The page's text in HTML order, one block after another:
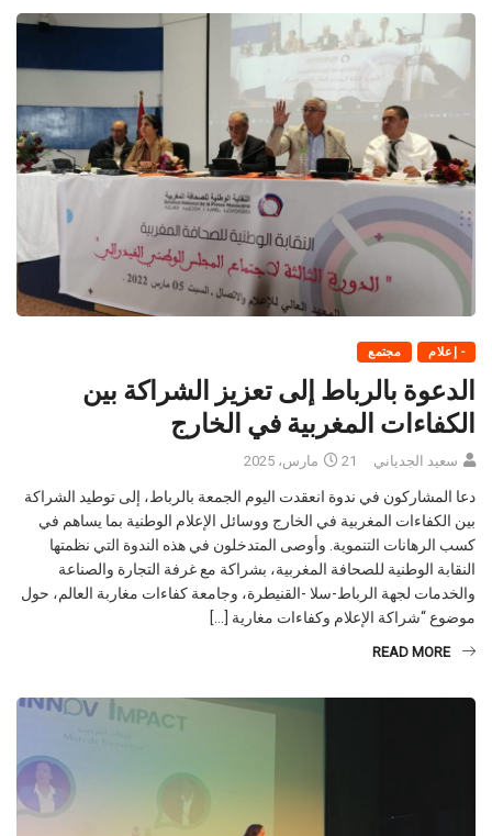
- إعلام مجتمع
الدعوة بالرباط إلى تعزيز الشراكة بين
الكفاءات المغربية في الخارج
سعيد الجدياني 21 مارس، 2025
دعا المشاركون في ندوة انعقدت اليوم الجمعة بالرباط، إلى توطيد الشراكة
بين الكفاءات المغربية في الخارج ووسائل الإعلام الوطنية بما يساهم في
كسب الرهانات التنموية. وأوصى المتدخلون في هذه الندوة التي نظمتها
النقابة الوطنية للصحافة المغربية، بشراكة مع غرفة التجارة والصناعة
والخدمات لجهة الرباط-سلا -القنيطرة، وجامعة كفاءات مغاربة العالم، حول
موضوع “شراكة الإعلام وكفاءات مغارية […]
READ MORE